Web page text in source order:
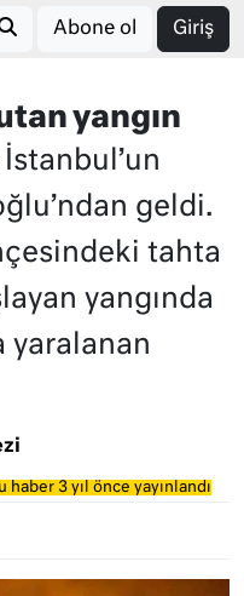
Abone ol Giriş
yangın
geldi.
tahta
yangında
yaralanan
haber 3 yıl önce yayınlandı